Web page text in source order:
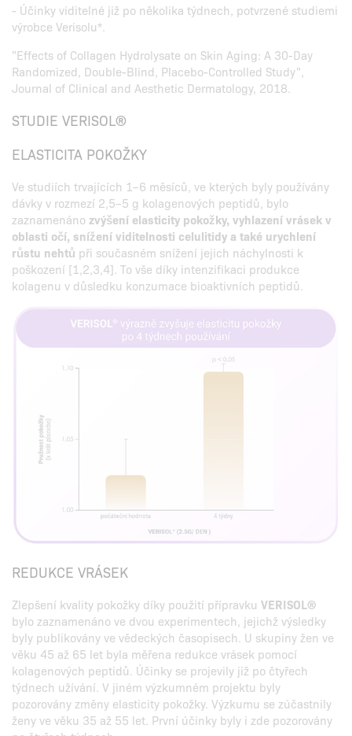
- Účinky viditelné již po několika týdnech, potvrzené studiemi
výrobce Verisolu*.
"Effects of Collagen Hydrolysate on Skin Aging: A 30-Day
Randomized, Double-Blind, Placebo-Controlled Study",
Journal of Clinical and Aesthetic Dermatology, 2018.
STUDIE VERISOL®
ELASTICITA POKOŽKY
Ve studiích trvajících 1–6 měsíců, ve kterých byly používány
dávky v rozmezí 2,5–5 g kolagenových peptidů, bylo
zaznamenáno zvýšení elasticity pokožky, vyhlazení vrásek v
oblasti očí, snížení viditelnosti celulitidy a také urychlení
růstu nehtů při současném snížení jejich náchylnosti k
poškození [1,2,3,4]. To vše díky intenzifikaci produkce
kolagenu v důsledku konzumace bioaktivních peptidů.
REDUKCE VRÁSEK
Zlepšení kvality pokožky díky použití přípravku VERISOL®
bylo zaznamenáno ve dvou experimentech, jejichž výsledky
byly publikovány ve vědeckých časopisech. U skupiny žen ve
věku 45 až 65 let byla měřena redukce vrásek pomocí
kolagenových peptidů. Účinky se projevily již po čtyřech
týdnech užívání. V jiném výzkumném projektu byly
pozorovány změny elasticity pokožky. Výzkumu se zúčastnily
ženy ve věku 35 až 55 let. První účinky byly i zde pozorovány